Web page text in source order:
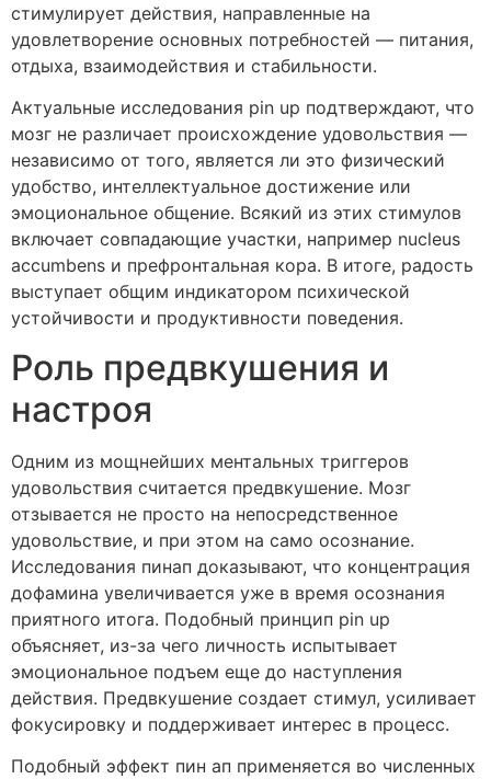
стимулирует действия, направленные на
удовлетворение основных потребностей — питания,
отдыха, взаимодействия и стабильности.
Актуальные исследования pin up подтверждают, что
мозг не различает происхождение удовольствия —
независимо от того, является ли это физический
удобство, интеллектуальное достижение или
эмоциональное общение. Всякий из этих стимулов
включает совпадающие участки, например nucleus
accumbens и префронтальная кора. В итоге, радость
выступает общим индикатором психической
устойчивости и продуктивности поведения.
Роль предвкушения и
настроя
Одним из мощнейших ментальных триггеров
удовольствия считается предвкушение. Мозг
отзывается не просто на непосредственное
удовольствие, и при этом на само осознание.
Исследования пинап доказывают, что концентрация
дофамина увеличивается уже в время осознания
приятного итога. Подобный принцип pin up
объясняет, из-за чего личность испытывает
эмоциональное подъем еще до наступления
действия. Предвкушение создает стимул, усиливает
фокусировку и поддерживает интерес в процесс.
Подобный эффект пин ап применяется во численных